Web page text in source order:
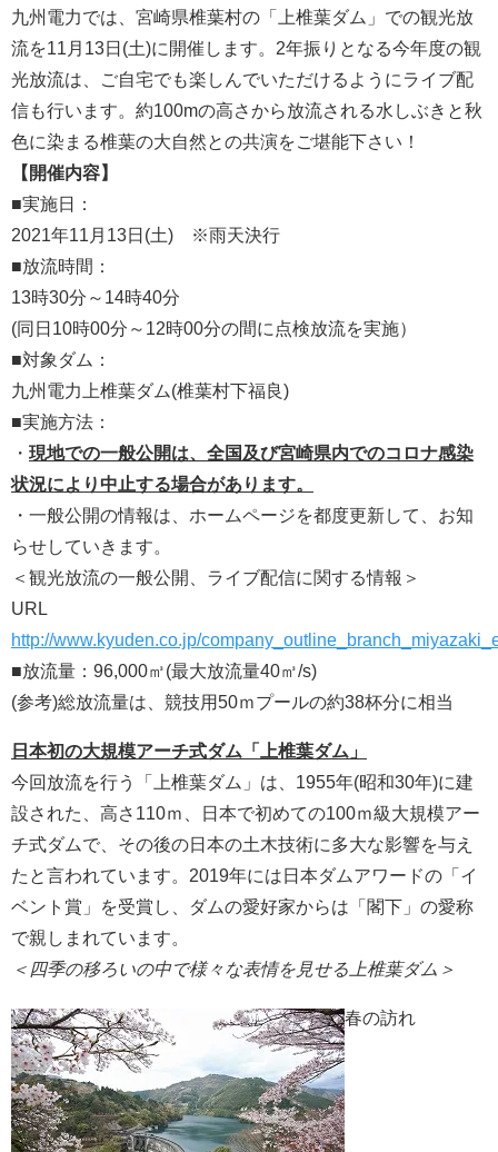
九州電力では、宮崎県椎葉村の「上椎葉ダム」での観光放
流を11月13日(土)に開催します。2年振りとなる今年度の観
光放流は、ご自宅でも楽しんでいただけるようにライブ配
信も行います。約100mの高さから放流される水しぶきと秋
色に染まる椎葉の大自然との共演をご堪能下さい！
【開催内容】
■実施日：
2021年11月13日(土) ※雨天決行
■放流時間：
13時30分～14時40分
(同日10時00分～12時00分の間に点検放流を実施）
■対象ダム：
九州電力上椎葉ダム(椎葉村下福良)
■実施方法：
・ 現地での一般公開は、全国及び宮崎県内でのコロナ感染
状況により中止する場合があります。
・一般公開の情報は、ホームページを都度更新して、お知
らせしていきます。
＜観光放流の一般公開、ライブ配信に関する情報＞
URL
http://www.kyuden.co.jp/
■放流量：96,000㎥(最大放流量40㎥/s)
(参考)総放流量は、競技用50ｍプールの約38杯分に相当
日本初の大規模アーチ式ダム「上椎葉ダム」
今回放流を行う「上椎葉ダム」は、1955年(昭和30年)に建
設された、高さ110ｍ、日本で初めての100ｍ級大規模アー
チ式ダムで、その後の日本の土木技術に多大な影響を与え
たと言われています。2019年には日本ダムアワードの「イ
ベント賞」を受賞し、ダムの愛好家からは「閣下」の愛称
で親しまれています。
＜四季の移ろいの中で様々な表情を見せる上椎葉ダム＞
春の訪れ